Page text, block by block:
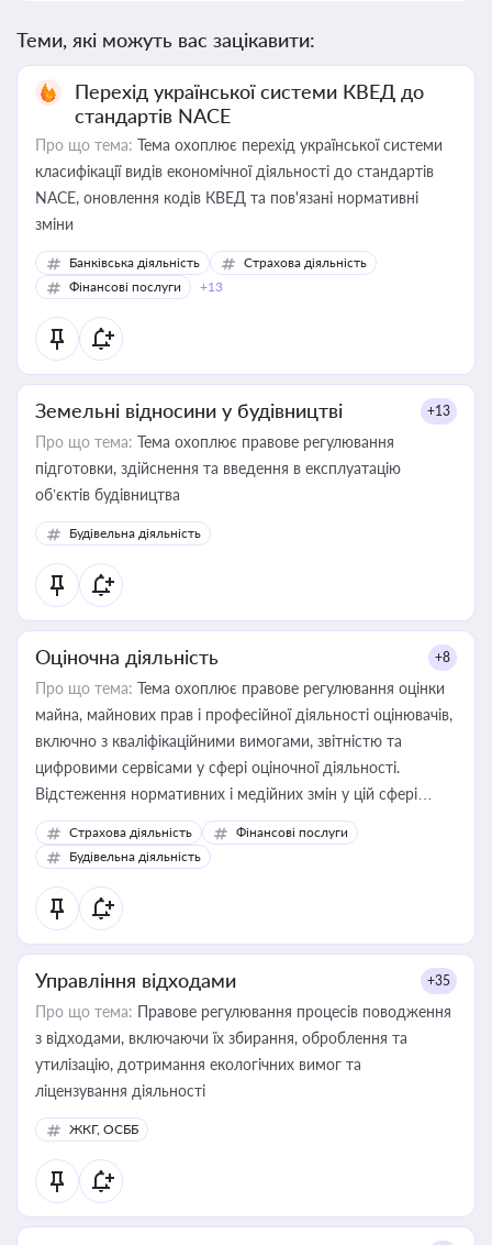
Теми, які можуть вас зацікавити:
Перехід української системи КВЕД до
стандартів NACE
Про що тема: Тема охоплює перехід української системи
класифікації видів економічної діяльності до стандартів
NACE, оновлення кодів КВЕД та пов'язані нормативні
зміни
Банківська діяльність
Страхова діяльність
Фінансові послуги
+13
Земельні відносини у будівництві +13
Про що тема: Тема охоплює правове регулювання
підготовки, здійснення та введення в експлуатацію
об’єктів будівництва
Будівельна діяльність
Оціночна діяльність +8
Про що тема: Тема охоплює правове регулювання оцінки
майна, майнових прав і професійної діяльності оцінювачів,
включно з кваліфікаційними вимогами, звітністю та
цифровими сервісами у сфері оціночної діяльності.
Відстеження нормативних і медійних змін у цій сфері
корисне для власника бізнесу, керівника, юриста або
бухгалтера під час оподаткування, приватизації, оренди
державного майна, корпоративних угод і перевірки
статусу суб'єктів оціночної діяльності
Страхова діяльність
Фінансові послуги
Будівельна діяльність
Управління відходами +35
Про що тема: Правове регулювання процесів поводження
з відходами, включаючи їх збирання, оброблення та
утилізацію, дотримання екологічних вимог та
ліцензування діяльності
ЖКГ, ОСББ